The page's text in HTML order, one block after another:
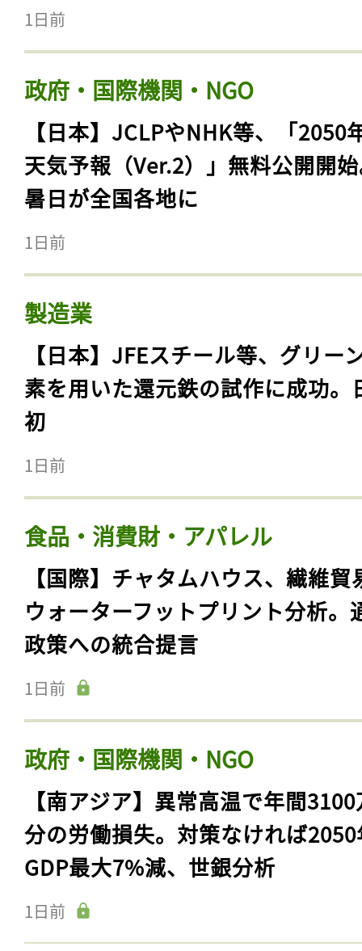
1日前
政府・国際機関・NGO
【日本】JCLPやNHK等、「2050
天気予報（Ver.2）」無料公開開
暑日が全国各地に
1日前
製造業
【日本】JFEスチール等、グリー
素を用いた還元鉄の試作に成功。
初
1日前
食品・消費財・アパレル
【国際】チャタムハウス、繊維貿
ウォーターフットプリント分析。
政策への統合提言
1日前
政府・国際機関・NGO
【南アジア】異常高温で年間
分の労働損失。対策なければ
GDP最大7%減、世銀分析
1日前